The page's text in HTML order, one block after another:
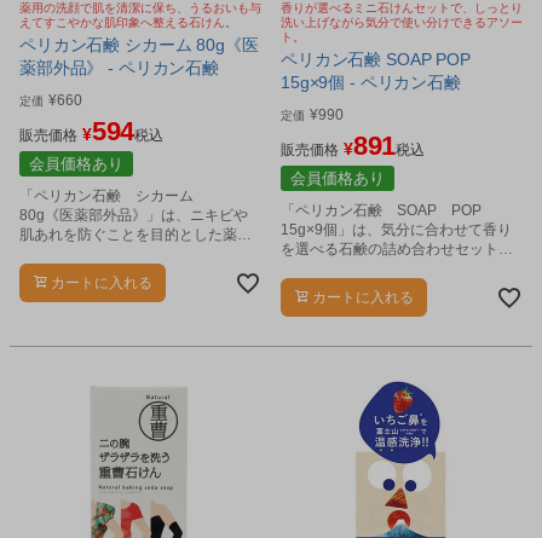
薬用の洗顔で肌を清潔に保ち、うるおいも与
えてすこやかな肌印象へ整える石けん。
ペリカン石鹸 シカーム 80g《医
薬部外品》 - ペリカン石鹸
定価 ¥660
販売価格 ¥594税込
会員価格あり
「ペリカン石鹸 シカーム
80g《医薬部外品》」は、ニキビや
肌あれを防ぐことを目的とした薬用
カートに入れる
香りが選べるミニ石けんセットで、しっとり
洗い上げながら気分で使い分けできるアソー
ト。
ペリカン石鹸 SOAP POP
15g×9個 - ペリカン石鹸
定価 ¥990
販売価格 ¥891税込
会員価格あり
「ペリカン石鹸 SOAP POP
15g×9個」は、気分に合わせて香り
を選べる石鹸の詰め合わせセットで
カートに入れる